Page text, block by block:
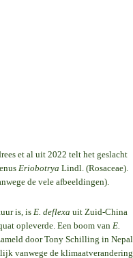
et al uit 2022 telt het geslacht
Eriobotrya Lindl. (Rosaceae).
de vele afbeeldingen).
is, is E. deflexa uit Zuid-China
opleverde. Een boom van E.
door Tony Schilling in Nepal
vanwege de klimaatverandering